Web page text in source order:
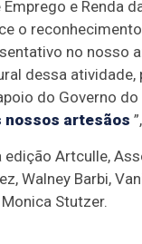
e Renda
o
no nosso
dessa
do Governo
nossos artesãos
Artculle,
Walney Barbi,
Stutzer.